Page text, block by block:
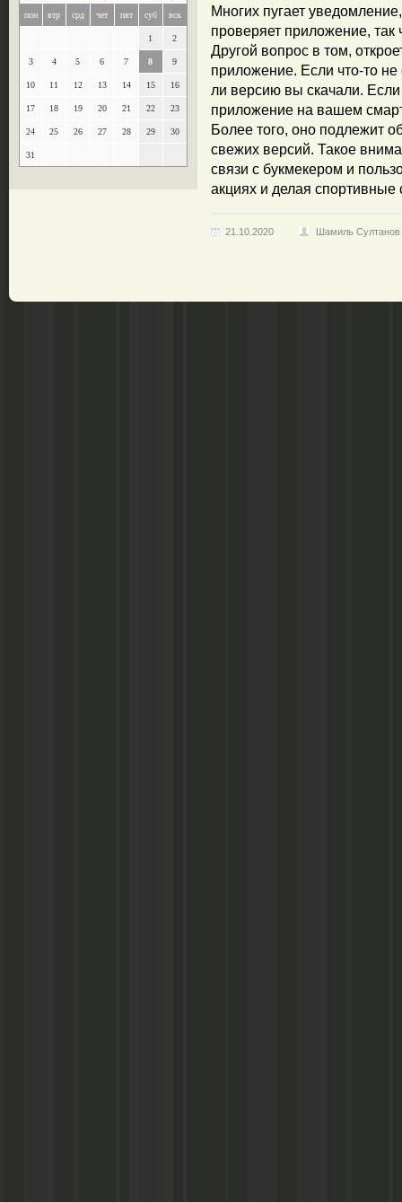
пон втр срд чет пят суб вск
1 2
3 4 5 6 7 8 9
10 11 12 13 14 15 16
17 18 19 20 21 22 23
24 25 26 27 28 29 30
31
Многих пугает
проверяет приложение, так
Другой вопрос в том,
приложение. Если что-то
ли версию вы скачали.
приложение на вашем
Более того, оно подлежит
свежих версий. Такое
связи с букмекером и
акциях и делая спортивные
21.10.2020 Шамиль Султанов